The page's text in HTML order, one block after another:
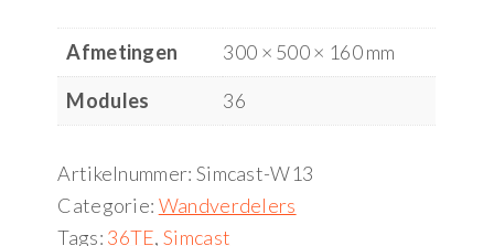
Afmetingen
300 × 500 × 160 mm
Modules
36
Artikelnummer: Simcast-W13
Categorie: Wandverdelers
Tags: 36TE,Simcast